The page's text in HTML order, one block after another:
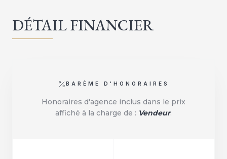
DÉTAIL FINANCIER
BARÈME D'HONORAIRES
Honoraires d'agence inclus dans le prix
affiché à la charge de : Vendeur.